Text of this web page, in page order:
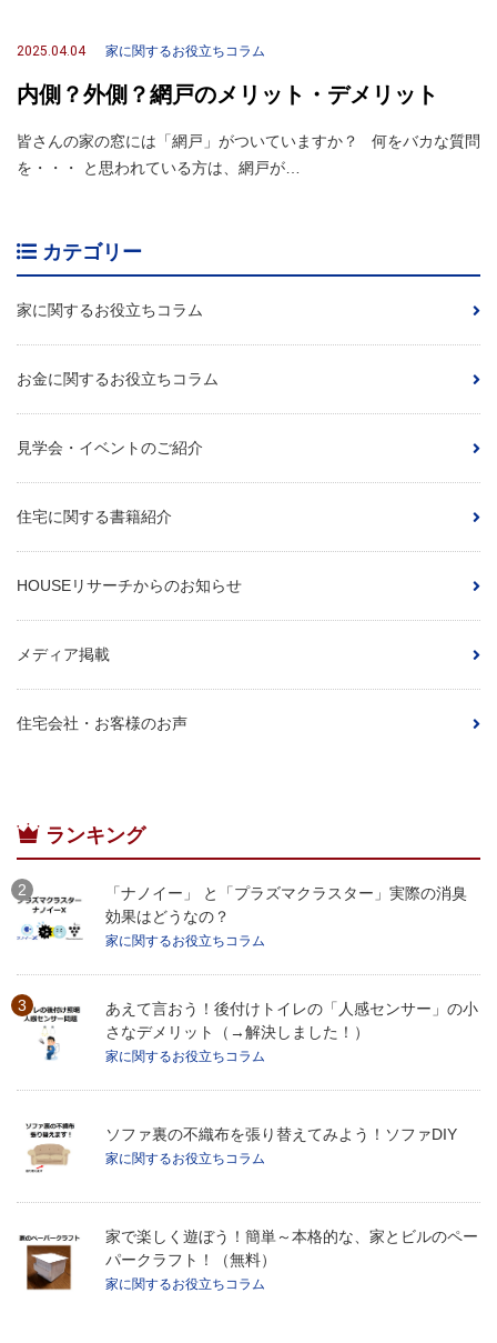
2025.04.04 家に関するお役立ちコラム
内側？外側？網戸のメリット・デメリット
皆さんの家の窓には「網戸」がついていますか？ 何をバカな質問
を・・・ と思われている方は、網戸が…
カテゴリー
家に関するお役立ちコラム
お金に関するお役立ちコラム
見学会・イベントのご紹介
住宅に関する書籍紹介
HOUSEリサーチからのお知らせ
メディア掲載
住宅会社・お客様のお声
ランキング
「ナノイー」 と「プラズマクラスター」実際の消臭
効果はどうなの？
家に関するお役立ちコラム
あえて言おう！後付けトイレの「人感センサー」の小
さなデメリット（→解決しました！）
家に関するお役立ちコラム
ソファ裏の不織布を張り替えてみよう！ソファDIY
家に関するお役立ちコラム
家で楽しく遊ぼう！簡単～本格的な、家とビルのペー
パークラフト！（無料）
家に関するお役立ちコラム